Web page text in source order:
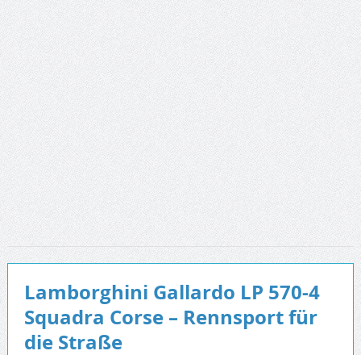
Lamborghini Gallardo LP 570-4
Squadra Corse – Rennsport für
die Straße